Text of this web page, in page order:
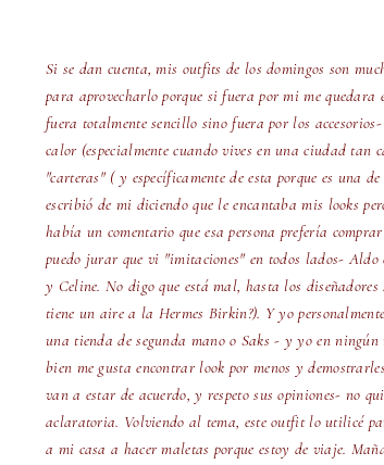
Si se dan cuenta, mis outfits de los domingos son
para aprovecharlo porque si fuera por mi me quedara
fuera totalmente sencillo sino fuera por los
calor (especialmente cuando vives en una ciudad tan
"carteras" ( y específicamente de esta porque es una
escribió de mi diciendo que le encantaba mis looks
había un comentario que esa persona prefería
puedo jurar que vi "imitaciones" en todos lados-
y Celine. No digo que está mal, hasta los
tiene un aire a la Hermes Birkin?). Y yo
una tienda de segunda mano o Saks - y yo en ningún
bien me gusta encontrar look por menos y
van a estar de acuerdo, y respeto sus opiniones- no
aclaratoria. Volviendo al tema, este outfit lo utilicé
a mi casa a hacer maletas porque estoy de viaje.